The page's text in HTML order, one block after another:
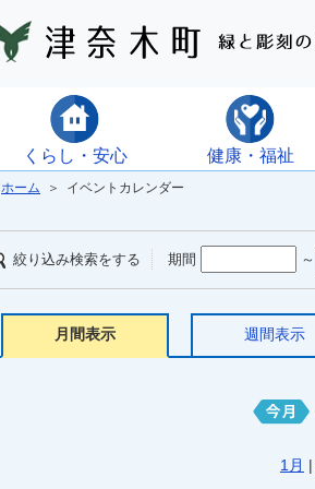
くらし・安心 健康・福祉
ホーム ＞ イベントカレンダー
絞り込み検索をする 期間 ～
月間表示 週間表示
1月 |